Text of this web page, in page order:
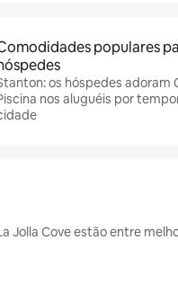
populares
os hóspedes adoram
nos aluguéis por
Jolla Cove estão entre